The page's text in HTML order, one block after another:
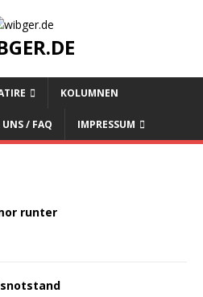
KOLUMNEN
UNS / FAQ IMPRESSUM
runter